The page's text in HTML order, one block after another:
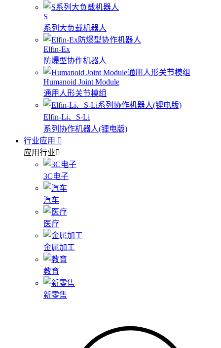
S
系列大负载机器人
Elfin-Ex
防爆型协作机器人
Humanoid Joint Module
通用人形关节模组
Elfin-Li、S-Li
系列协作机器人(锂电版)
行业应用
应用行业
3C电子
汽车
医疗
金属加工
教育
新零售